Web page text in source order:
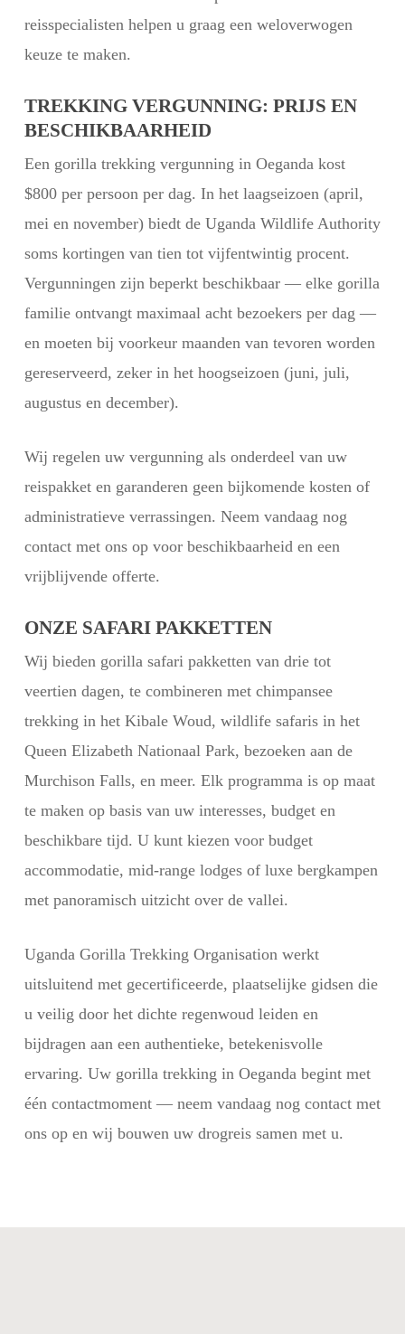
reisspecialisten helpen u graag een weloverwogen
keuze te maken.
TREKKING VERGUNNING: PRIJS EN
BESCHIKBAARHEID
Een gorilla trekking vergunning in Oeganda kost
$800 per persoon per dag. In het laagseizoen (april,
mei en november) biedt de Uganda Wildlife Authority
soms kortingen van tien tot vijfentwintig procent.
Vergunningen zijn beperkt beschikbaar — elke gorilla
familie ontvangt maximaal acht bezoekers per dag —
en moeten bij voorkeur maanden van tevoren worden
gereserveerd, zeker in het hoogseizoen (juni, juli,
augustus en december).
Wij regelen uw vergunning als onderdeel van uw
reispakket en garanderen geen bijkomende kosten of
administratieve verrassingen. Neem vandaag nog
contact met ons op voor beschikbaarheid en een
vrijblijvende offerte.
ONZE SAFARI PAKKETTEN
Wij bieden gorilla safari pakketten van drie tot
veertien dagen, te combineren met chimpansee
trekking in het Kibale Woud, wildlife safaris in het
Queen Elizabeth Nationaal Park, bezoeken aan de
Murchison Falls, en meer. Elk programma is op maat
te maken op basis van uw interesses, budget en
beschikbare tijd. U kunt kiezen voor budget
accommodatie, mid-range lodges of luxe bergkampen
met panoramisch uitzicht over de vallei.
Uganda Gorilla Trekking Organisation werkt
uitsluitend met gecertificeerde, plaatselijke gidsen die
u veilig door het dichte regenwoud leiden en
bijdragen aan een authentieke, betekenisvolle
ervaring. Uw gorilla trekking in Oeganda begint met
één contactmoment — neem vandaag nog contact met
ons op en wij bouwen uw drogreis samen met u.